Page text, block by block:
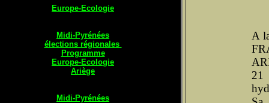
Europe-Ecologie
Midi-Pyrénées
élections régionales
Programme
Europe-Ecologie
Ariège
Midi-Pyrénées
A
21